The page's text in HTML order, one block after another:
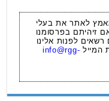
מאמץ לאתר את בעלי
זיהיתם בפרסומנו
לפנות אלינו
המייל info@rgg-